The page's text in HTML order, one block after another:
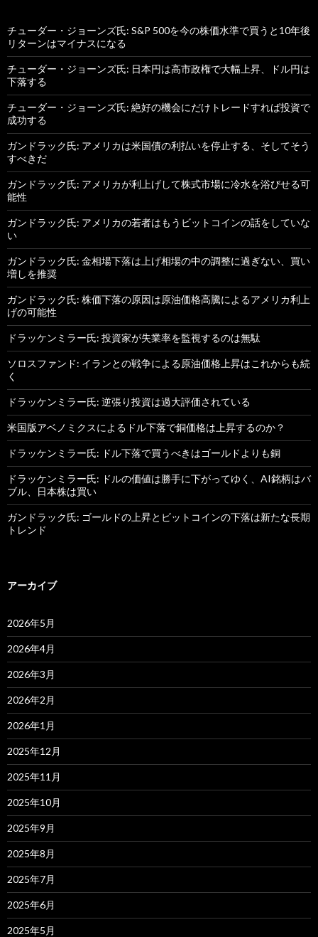
チューダー・ジョーンズ氏: S&P 500を今の株価水準で買うと10年後
リターンはマイナスになる
チューダー・ジョーンズ氏: 日本円は高市政権で大幅上昇、ドル円は
下落する
チューダー・ジョーンズ氏: 絶好の機会にだけトレードすれば投資で
成功する
ガンドラック氏: アメリカは米国債の利払いを停止する、そしてそう
すべきだ
ガンドラック氏: アメリカが利上げして株式市場に冷水を浴びせる可
能性
ガンドラック氏: アメリカの若者はもうビットコインの話をしていな
い
ガンドラック氏: 金相場下落は上げ相場の中の調整に過ぎない、買い
増しを推奨
ガンドラック氏: 株価下落の原因は原油価格高騰によるアメリカ利上
げの可能性
ドラッケンミラー氏: 投資家が失業率を監視するのは無駄
ソロスファンド: イランとの戦争による原油価格上昇はこれからも続
く
ドラッケンミラー氏: 逆張り投資は過大評価されている
米国版アベノミクスによるドル下落で銅価格は上昇するのか？
ドラッケンミラー氏: ドル下落で買うべきはゴールドよりも銅
ドラッケンミラー氏: ドルの価値は勝手に下がってゆく、AI銘柄はバ
ブル、日本株は買い
ガンドラック氏: ゴールドの上昇とビットコインの下落は新たな長期
トレンド
アーカイブ
2026年5月
2026年4月
2026年3月
2026年2月
2026年1月
2025年12月
2025年11月
2025年10月
2025年9月
2025年8月
2025年7月
2025年6月
2025年5月